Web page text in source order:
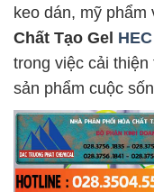
keo dán, mỹ
Chất Tạo Gel HEC
trong việc cải
sản phẩm cuộc